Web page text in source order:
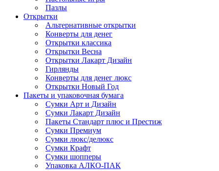
Пазлы
Открытки
Альтернативные открытки
Конверты для денег
Открытки классика
Открытки Весна
Открытки Лакарт Дизайн
Гирлянды
Конверты для денег люкс
Открытки Новый Год
Пакеты и упаковочная бумага
Сумки Арт и Дизайн
Сумки Лакарт Дизайн
Пакеты Стандарт плюс и Престиж
Сумки Премиум
Сумки люкс/делюкс
Сумки Крафт
Сумки шопперы
Упаковка АЛКО-ПАК